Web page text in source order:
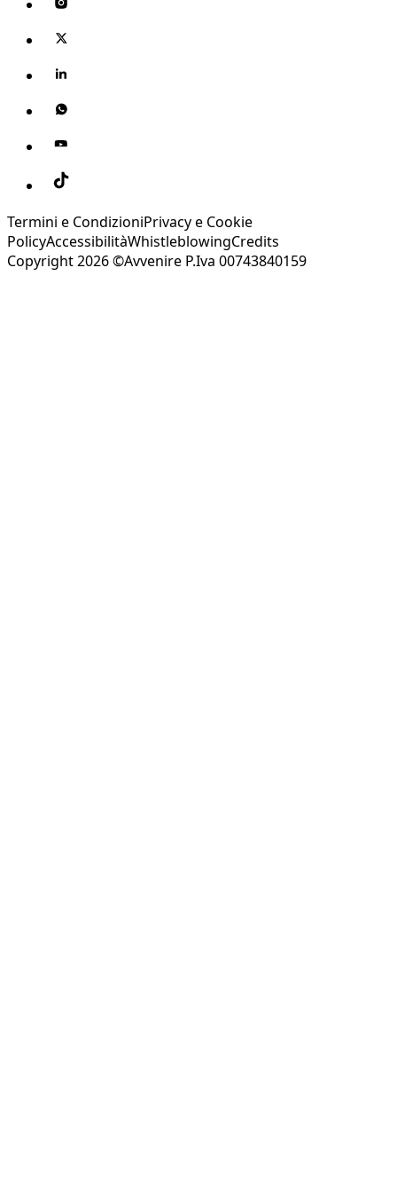
Termini e CondizioniPrivacy e Cookie
PolicyAccessibilitàWhistleblowingCredits
Copyright 2026 ©Avvenire P.Iva 00743840159